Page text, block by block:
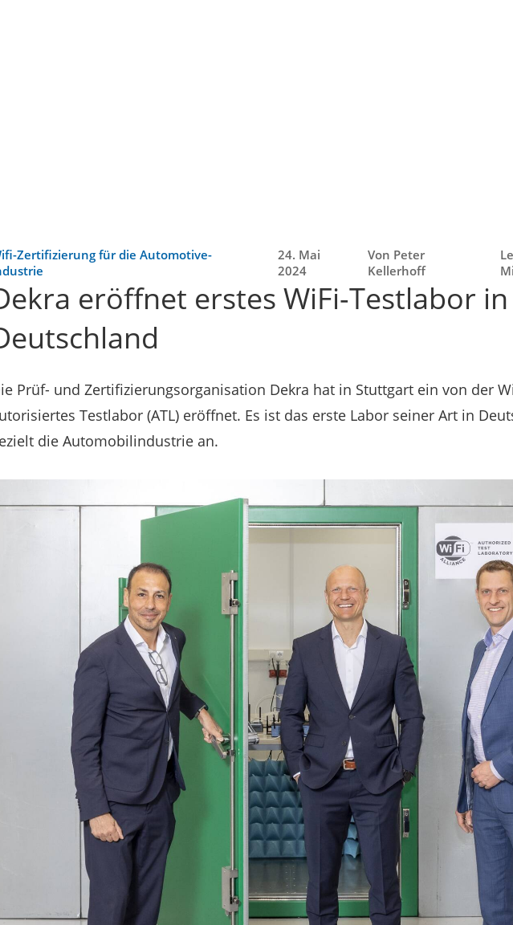
Zertifizierung für die Automotive-
24. Mai
2024
Von Peter
Kellerhoff
eröffnet erstes WiFi-Testlabor in
Prüf- und Zertifizierungsorganisation Dekra hat in Stuttgart ein von der
Testlabor (ATL) eröffnet. Es ist das erste Labor seiner Art in
die Automobilindustrie an.